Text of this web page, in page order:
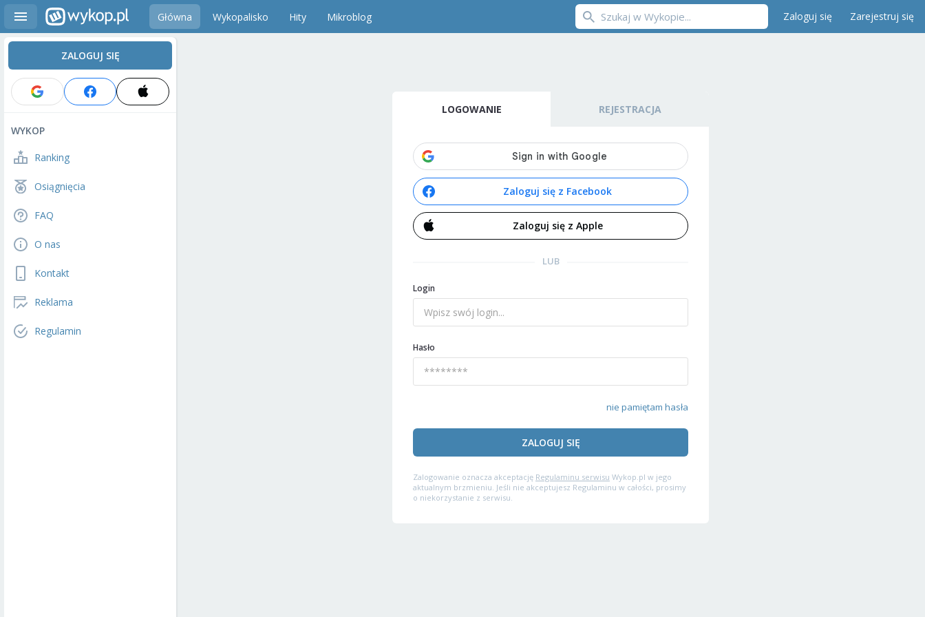
Główna Wykopalisko Hity Mikroblog Zaloguj się Zarejestruj się
ZALOGUJ SIĘ
WYKOP
Ranking
Osiągnięcia
FAQ
O nas
Kontakt
Reklama
Regulamin
LOGOWANIE REJESTRACJA
Zaloguj się z Facebook
Zaloguj się z Apple
LUB
Login
Hasło
nie pamiętam hasła
ZALOGUJ SIĘ
Zalogowanie oznacza akceptację Regulaminu serwisu Wykop.pl w jego
aktualnym brzmieniu. Jeśli nie akceptujesz Regulaminu w całości, prosimy
o niekorzystanie z serwisu.